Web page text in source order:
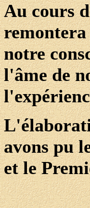
Au cours
remontera
notre
l'âme de
avons pu
et le